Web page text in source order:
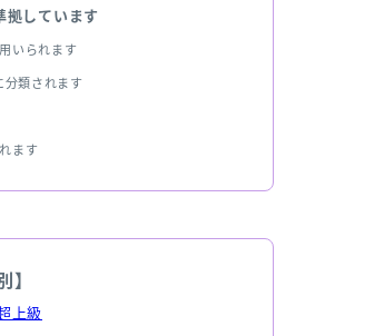
しています
いられます
分類されます
ます
】
上級